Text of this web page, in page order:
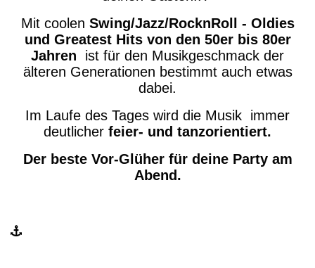
Mit coolen Swing/Jazz/RocknRoll - Oldies
und Greatest Hits von den 50er bis 80er
Jahren ist für den Musikgeschmack der
älteren Generationen bestimmt auch etwas
dabei.
Im Laufe des Tages wird die Musik immer
deutlicher feier- und tanzorientiert.
Der beste Vor-Glüher für deine Party am
Abend.